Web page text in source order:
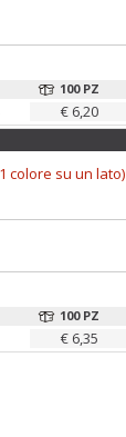
100 PZ
€ 6,20
colore su un lato)
100 PZ
€ 6,35